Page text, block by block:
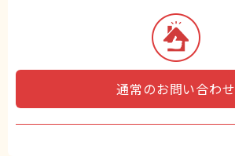
通常のお問い合わせ